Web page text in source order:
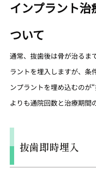
インプラント
ついて
通常、抜歯後は骨が治るま
ラントを埋入しますが、条
ンプラントを埋め込むのが
よりも通院回数と治療期間
抜歯即時埋入